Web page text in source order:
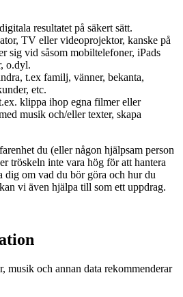
resultatet på säkert sätt.
TV eller videoprojektor, kanske på
sig vid såsom mobiltelefoner, iPads
o.dyl.
t.ex familj, vänner, bekanta,
etc.
klippa ihop egna filmer eller
musik och/eller texter, skapa
du (eller någon hjälpsam person
tröskeln inte vara hög för att hantera
dig om vad du bör göra och hur du
vi även hjälpa till som ett uppdrag.
musik och annan data rekommenderar